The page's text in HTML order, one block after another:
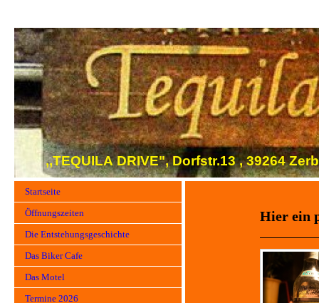
,,TEQUILA DRIVE", Dorfstr.13 , 39264
Startseite
Öffnungszeiten
Die Entstehungsgeschichte
Das Biker Cafe
Das Motel
Termine 2026
Hier ein